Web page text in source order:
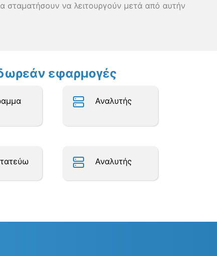
σταματήσουν να λειτουργούν μετά από αυτήν
εφαρμογές
Αναλυτής
Αναλυτής